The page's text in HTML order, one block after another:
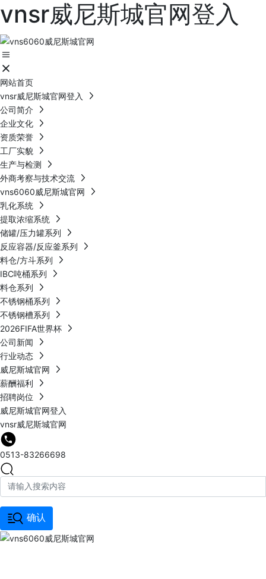
vnsr威尼斯城官网登入
网站首页
vnsr威尼斯城官网登入
公司简介
企业文化
资质荣誉
工厂实貌
生产与检测
外商考察与技术交流
vns6060威尼斯城官网
乳化系统
提取浓缩系统
储罐/压力罐系列
反应容器/反应釜系列
料仓/方斗系列
IBC吨桶系列
料仓系列
不锈钢桶系列
不锈钢槽系列
2026FIFA世界杯
公司新闻
行业动态
威尼斯城官网
薪酬福利
招聘岗位
威尼斯城官网登入
vnsr威尼斯城官网
0513-83266698
确认